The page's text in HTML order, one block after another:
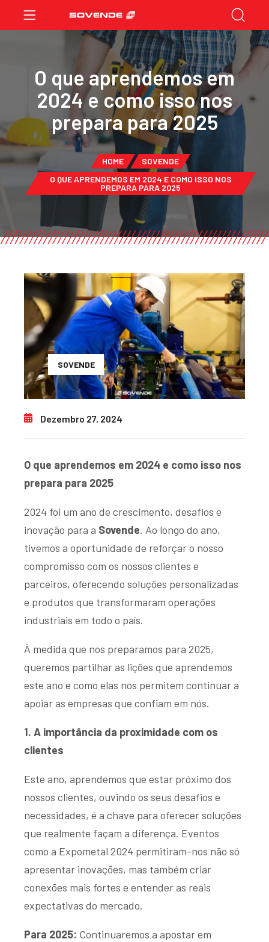
O que aprendemos em
2024 e como isso nos
prepara para 2025
HOME
SOVENDE
O QUE APRENDEMOS EM 2024 E COMO ISSO NOS
PREPARA PARA 2025
SOVENDE
Dezembro 27, 2024
O que aprendemos em 2024 e como isso nos
prepara para 2025
2024 foi um ano de crescimento, desafios e
inovação para a Sovende. Ao longo do ano,
tivemos a oportunidade de reforçar o nosso
compromisso com os nossos clientes e
parceiros, oferecendo soluções personalizadas
e produtos que transformaram operações
industriais em todo o país.
À medida que nos preparamos para 2025,
queremos partilhar as lições que aprendemos
este ano e como elas nos permitem continuar a
apoiar as empresas que confiam em nós.
1. A importância da proximidade com os
clientes
Este ano, aprendemos que estar próximo dos
nossos clientes, ouvindo os seus desafios e
necessidades, é a chave para oferecer soluções
que realmente façam a diferença. Eventos
como a Expometal 2024 permitiram-nos não só
apresentar inovações, mas também criar
conexões mais fortes e entender as reais
expectativas do mercado.
Para 2025: Continuaremos a apostar em